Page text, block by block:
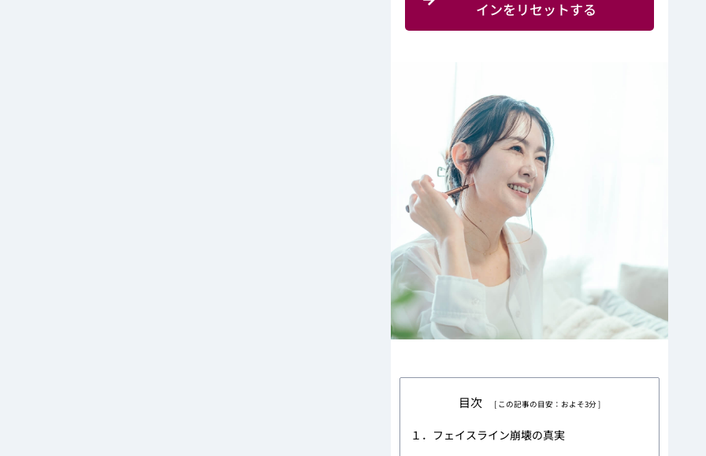
インをリセットする
目次 [ この記事の目安：およそ3分 ]
１．フェイスライン崩壊の真実